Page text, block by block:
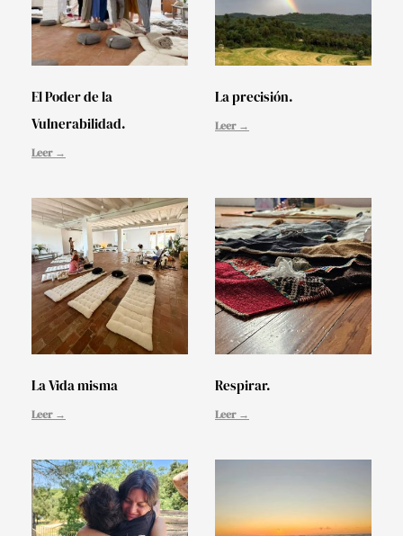
El Poder de la
Vulnerabilidad.
Leer →
La precisión.
Leer →
La Vida misma
Leer →
Respirar.
Leer →